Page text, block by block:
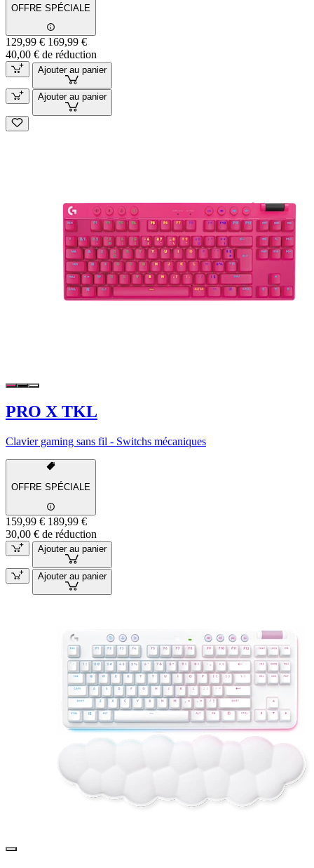
OFFRE SPÉCIALE
129,99 € 169,99 €
40,00 € de réduction
Ajouter au panier
Ajouter au panier
PRO X TKL
Clavier gaming sans fil - Switchs mécaniques
OFFRE SPÉCIALE
159,99 € 189,99 €
30,00 € de réduction
Ajouter au panier
Ajouter au panier